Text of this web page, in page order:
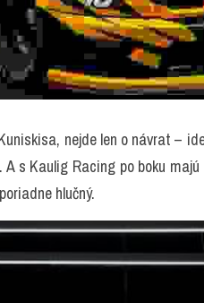
nejde len o návrat –
s Kaulig Racing po boku
hlučný.